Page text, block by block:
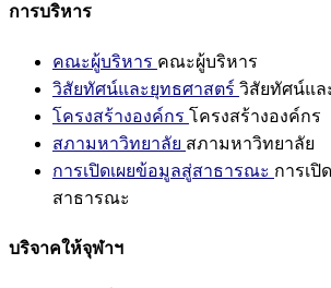
การบริหาร
คณะผู้บริหาร คณะผู้บริหาร
วิสัยทัศน์และยุทธศาสตร์ วิสัยทัศน์แล
โครงสร้างองค์กร โครงสร้างองค์กร
สภามหาวิทยาลัย สภามหาวิทยาลัย
การเปิดเผยข้อมูลสู่สาธารณะ การเปิ
สาธารณะ
บริจาคให้จุฬาฯ